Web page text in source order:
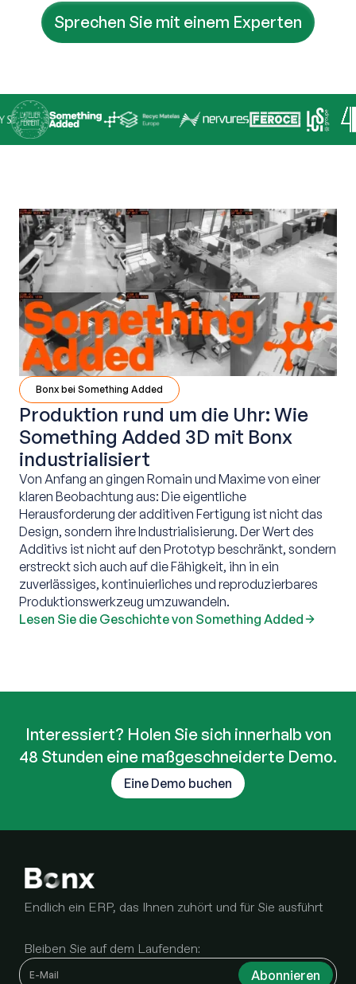
Sprechen Sie mit einem Experten
Bonx bei Something Added
Produktion rund um die Uhr: Wie
Something Added 3D mit Bonx
industrialisiert
Von Anfang an gingen Romain und Maxime von einer
klaren Beobachtung aus: Die eigentliche
Herausforderung der additiven Fertigung ist nicht das
Design, sondern ihre Industrialisierung. Der Wert des
Additivs ist nicht auf den Prototyp beschränkt, sondern
erstreckt sich auch auf die Fähigkeit, ihn in ein
zuverlässiges, kontinuierliches und reproduzierbares
Produktionswerkzeug umzuwandeln. ‍
Lesen Sie die Geschichte von Something Added
Interessiert? Holen Sie sich innerhalb von
48 Stunden eine maßgeschneiderte Demo.
Eine Demo buchen
Endlich ein ERP, das Ihnen zuhört und für Sie ausführt
Bleiben Sie auf dem Laufenden: